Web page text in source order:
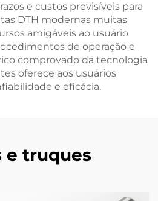
e custos previsíveis para
DTH modernas muitas
amigáveis ao usuário
de operação e
comprovado da tecnologia
oferece aos usuários
e eficácia.
e truques